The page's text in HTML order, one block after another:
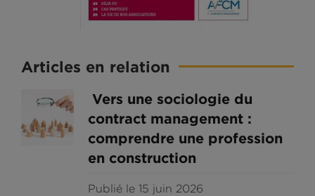
Articles en relation
Vers une sociologie du
contract management :
comprendre une profession
en construction
Publié le 15 juin 2026